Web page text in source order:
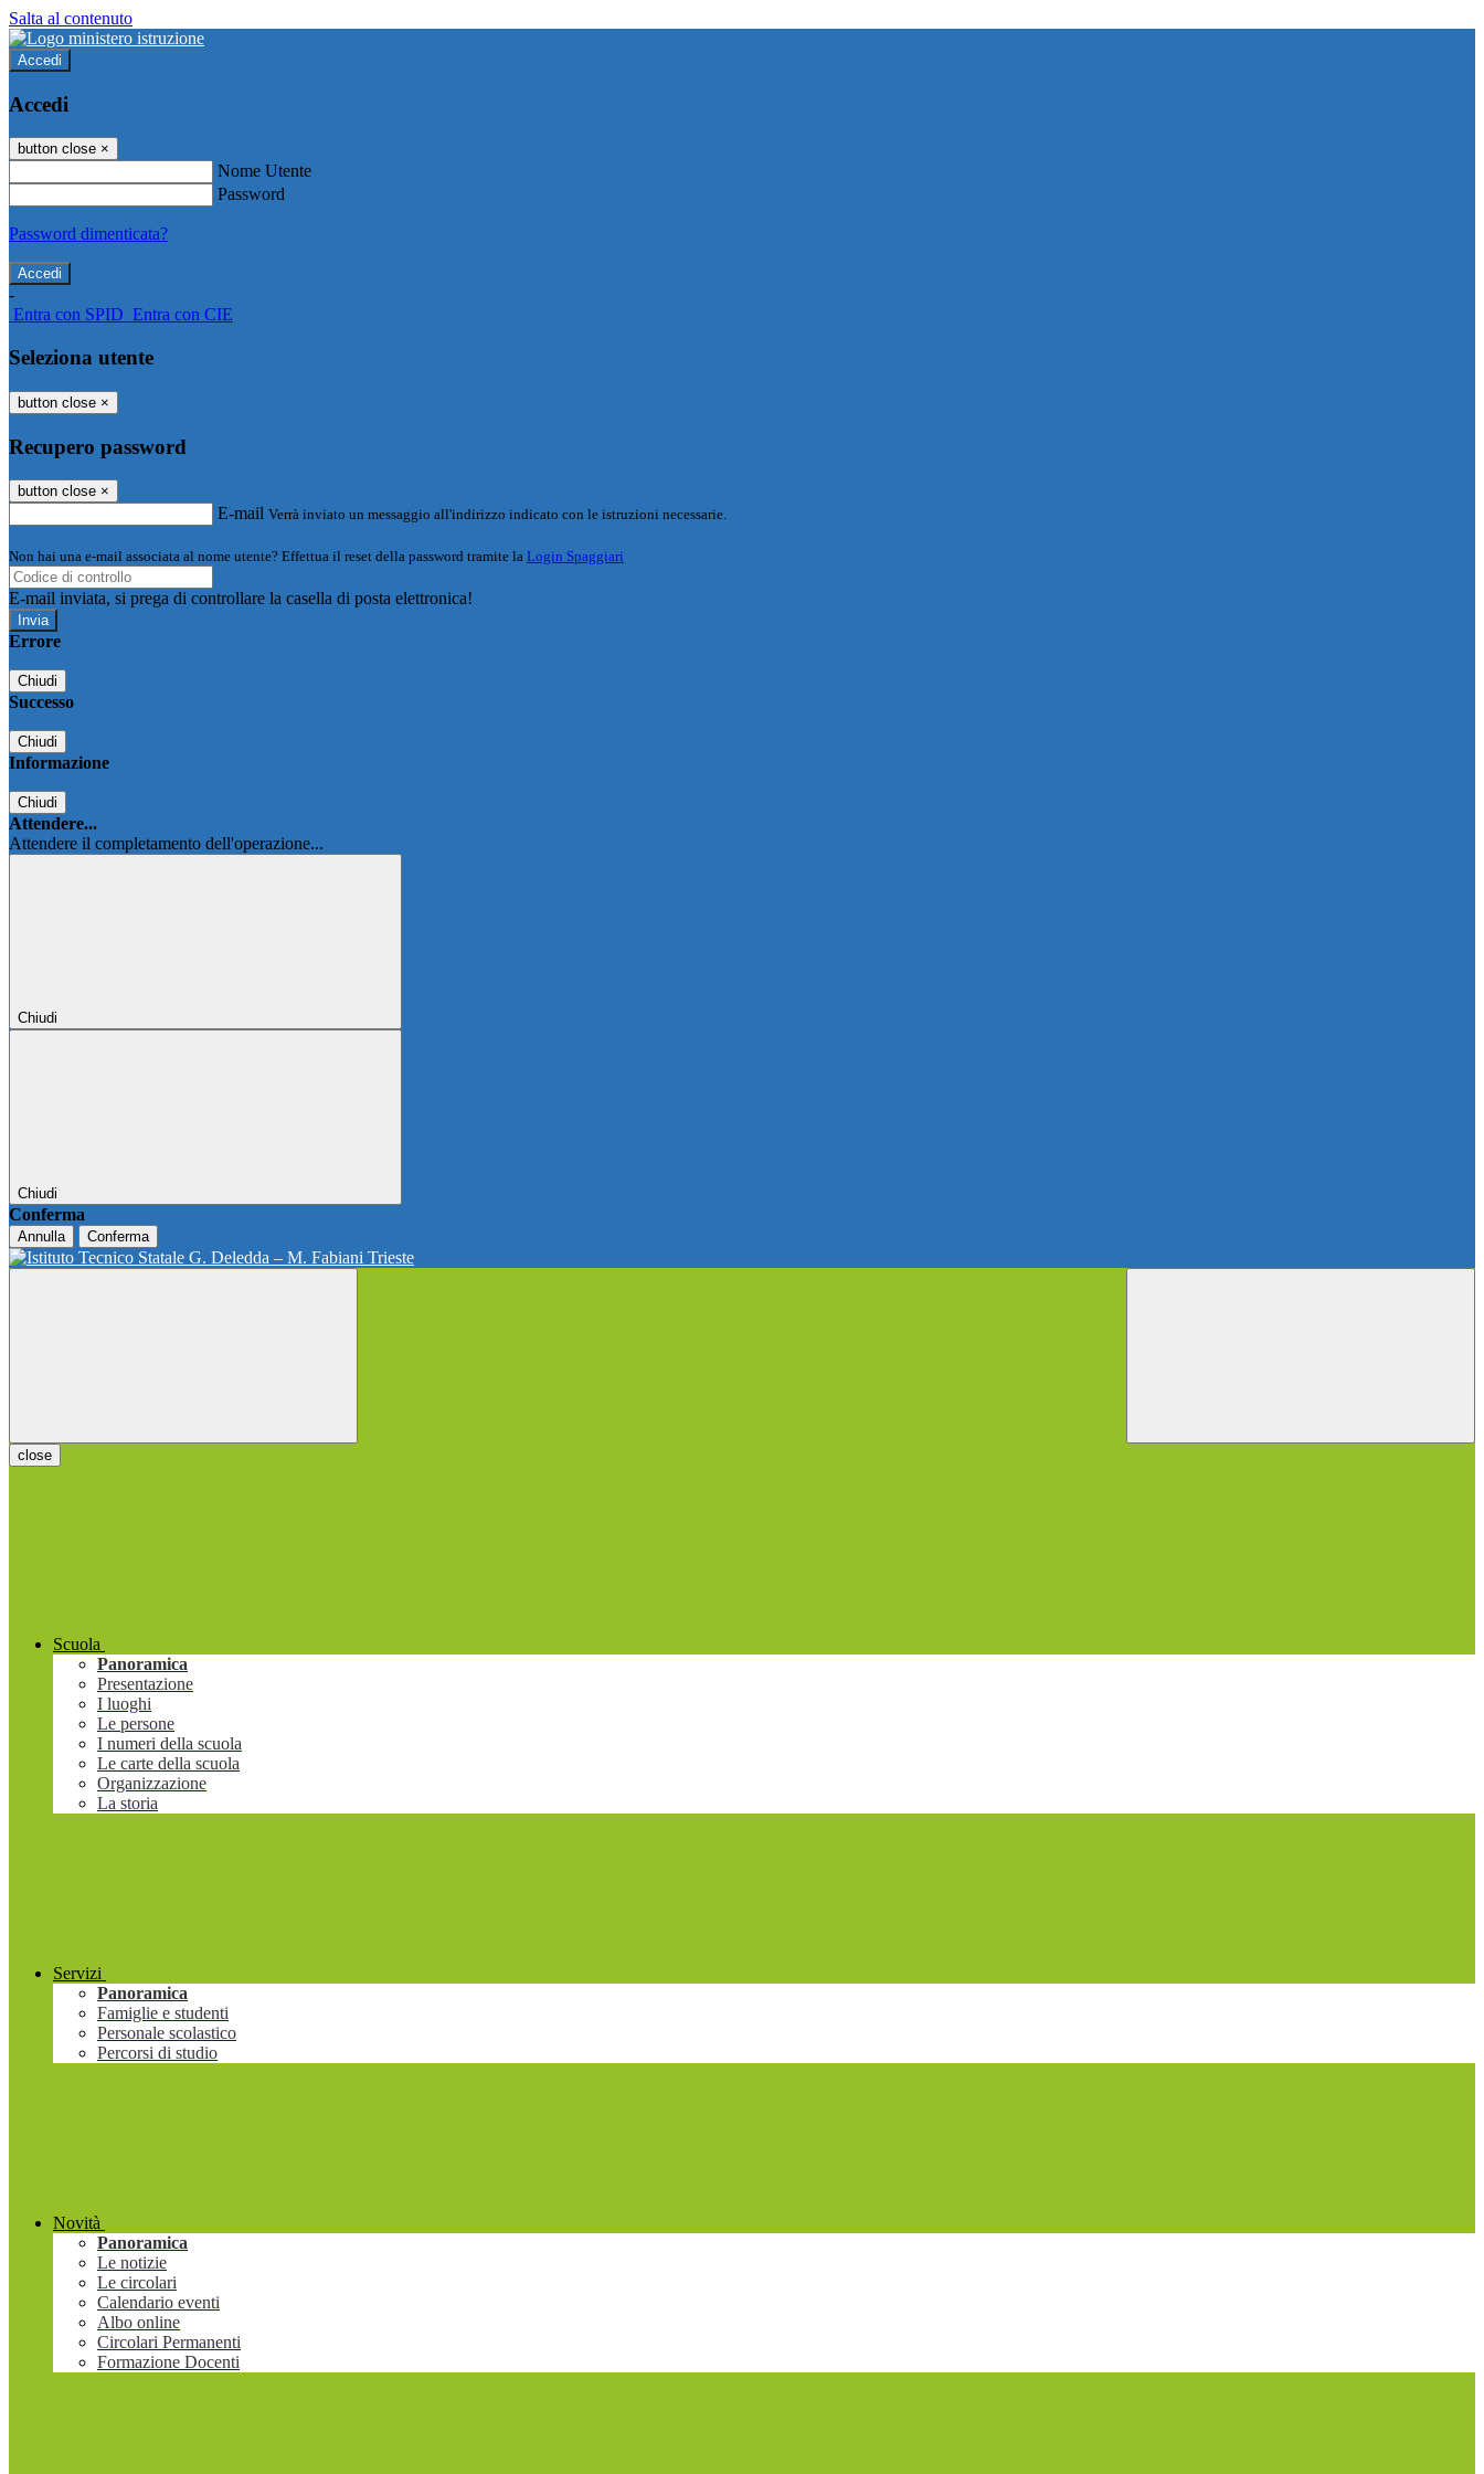
Salta al contenuto
Accedi
Accedi
button close ×
Nome Utente
Password
Password dimenticata?
-
Entra con SPID Entra con CIE
Seleziona utente
button close ×
Recupero password
button close ×
E-mail Verrà inviato un messaggio all'indirizzo indicato con le istruzioni necessarie.
Non hai una e-mail associata al nome utente? Effettua il reset della password tramite la Login Spaggiari
E-mail inviata, si prega di controllare la casella di posta elettronica!
Errore
Chiudi
Successo
Chiudi
Informazione
Chiudi
Attendere...
Attendere il completamento dell'operazione...
Chiudi
Chiudi
Conferma
Annulla Conferma
close
Scuola
Panoramica
Presentazione
I luoghi
Le persone
I numeri della scuola
Le carte della scuola
Organizzazione
La storia
Servizi
Panoramica
Famiglie e studenti
Personale scolastico
Percorsi di studio
Novità
Panoramica
Le notizie
Le circolari
Calendario eventi
Albo online
Circolari Permanenti
Formazione Docenti